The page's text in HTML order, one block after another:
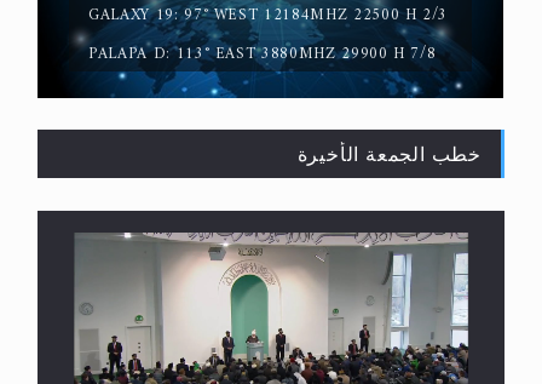
القرآن قاضٍ وحكمٌ على السنة ومهيمنٌ عليها.. ليس
العكس
GALAXY 19: 97° WEST 12184MHZ 22500 H 2/3
PALAPA D: 113° EAST 3880MHZ 29900 H 7/8
خطب الجمعة الأخيرة